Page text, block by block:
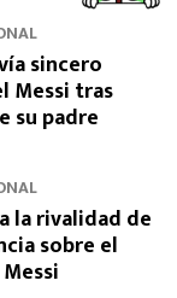
sincero
Messi tras
su padre
la rivalidad de
sobre el